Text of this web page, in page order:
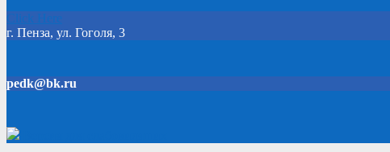
Click Here
г. Пенза, ул. Гоголя, 3
pedk@bk.ru